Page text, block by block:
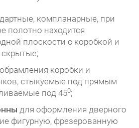
компланарные, при
полотно находится
плоскости с коробкой и
коробки и
стыкуемые под прямым
под 450;
для оформления дверного
фигурную, фрезерованную